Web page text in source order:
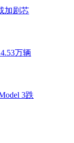
加剧芯
万辆
3跌